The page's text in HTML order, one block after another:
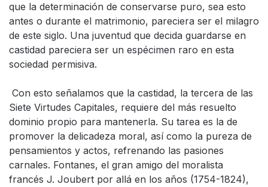
que la determinación de conservarse puro, sea esto
antes o durante el matrimonio, pareciera ser el milagro
de este siglo. Una juventud que decida guardarse en
castidad pareciera ser un espécimen raro en esta
sociedad permisiva.
Con esto señalamos que la castidad, la tercera de las
Siete Virtudes Capitales, requiere del más resuelto
dominio propio para mantenerla. Su tarea es la de
promover la delicadeza moral, así como la pureza de
pensamientos y actos, refrenando las pasiones
carnales. Fontanes, el gran amigo del moralista
francés J. Joubert por allá en los años (1754-1824),